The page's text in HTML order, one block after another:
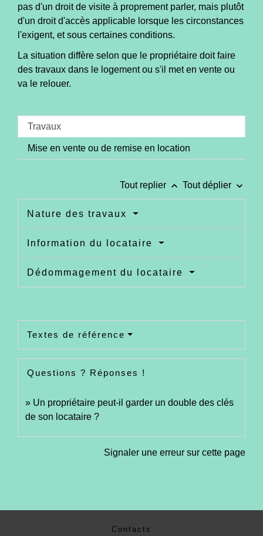
pas d'un droit de visite à proprement parler, mais plutôt
d'un droit d'accès applicable lorsque les circonstances
l'exigent, et sous certaines conditions.
La situation diffère selon que le propriétaire doit faire
des travaux dans le logement ou s'il met en vente ou
va le relouer.
Travaux
Mise en vente ou de remise en location
Tout replier keyboard_arrow_up Tout déplier keyboard_arrow_down
Nature des travaux
Information du locataire
Dédommagement du locataire
Textes de référence
Questions ? Réponses !
Un propriétaire peut-il garder un double des clés
de son locataire ?
Signaler une erreur sur cette page
Contacts